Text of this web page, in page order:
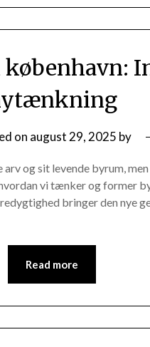
on august 29, 2025 by
og sit levende byrum, men
vi tænker og former
bringer den nye
Read more